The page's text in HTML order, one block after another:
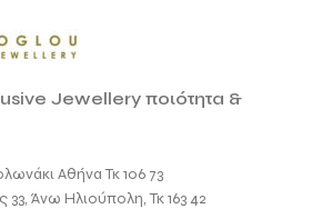
Jewellery ποιότητα &
Αθήνα Τκ 106 73
Άνω Ηλιούπολη, Τκ 163 42